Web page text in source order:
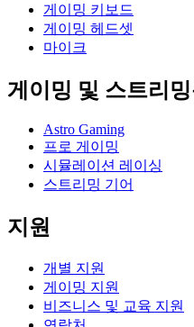
게이밍 키보드
게이밍 헤드셋
마이크
게이밍 및 스트리
Astro Gaming
프로 게이밍
시뮬레이션 레이싱
스트리밍 기어
지원
개별 지원
게이밍 지원
비즈니스 및 교육 지원